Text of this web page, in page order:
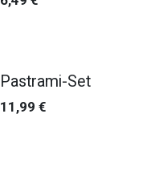
Pastrami-Set
11,99 €